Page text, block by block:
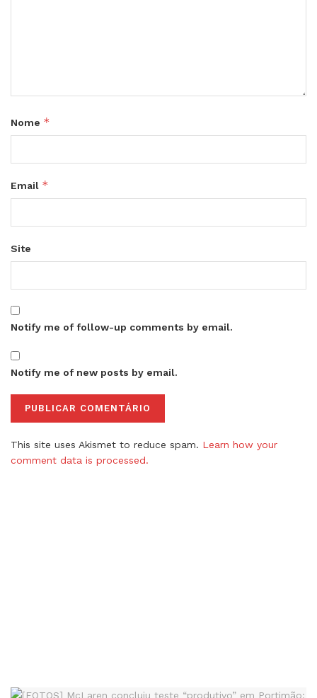
Nome *
Email *
Site
Notify me of follow-up comments by email.
Notify me of new posts by email.
This site uses Akismet to reduce spam. Learn how your
comment data is processed.